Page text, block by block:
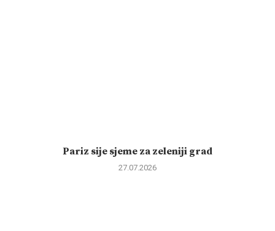
Pariz sije sjeme za zeleniji grad
27.07.2026